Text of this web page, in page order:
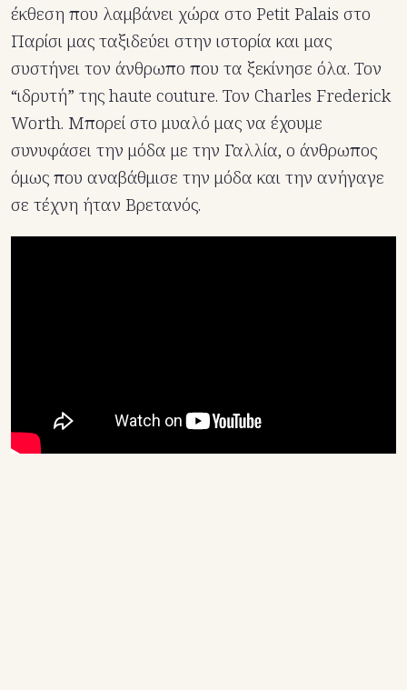
έκθεση που λαμβάνει χώρα στο Petit Palais στο
Παρίσι μας ταξιδεύει στην ιστορία και μας
συστήνει τον άνθρωπο που τα ξεκίνησε όλα. Τον
“ιδρυτή” της haute couture. Τον Charles Frederick
Worth. Μπορεί στο μυαλό μας να έχουμε
συνυφάσει την μόδα με την Γαλλία, ο άνθρωπος
όμως που αναβάθμισε την μόδα και την ανήγαγε
σε τέχνη ήταν Βρετανός.